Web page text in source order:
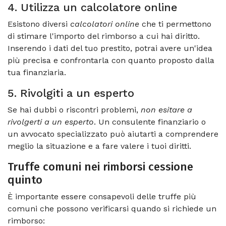
4. Utilizza un calcolatore online
Esistono diversi calcolatori online che ti permettono
di stimare l'importo del rimborso a cui hai diritto.
Inserendo i dati del tuo prestito, potrai avere un'idea
più precisa e confrontarla con quanto proposto dalla
tua finanziaria.
5. Rivolgiti a un esperto
Se hai dubbi o riscontri problemi, non esitare a
rivolgerti a un esperto. Un consulente finanziario o
un avvocato specializzato può aiutarti a comprendere
meglio la situazione e a fare valere i tuoi diritti.
Truffe comuni nei rimborsi cessione
quinto
È importante essere consapevoli delle truffe più
comuni che possono verificarsi quando si richiede un
rimborso: